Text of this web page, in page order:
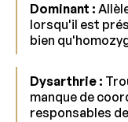
Dominant :
lorsqu'il est
bien
Dysarthrie :
manque de
responsables